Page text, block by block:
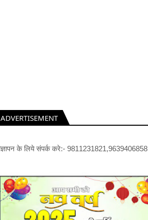
ADVERTISEMENT
के लिये संपर्क करे:- 9811231821,9639406858
18